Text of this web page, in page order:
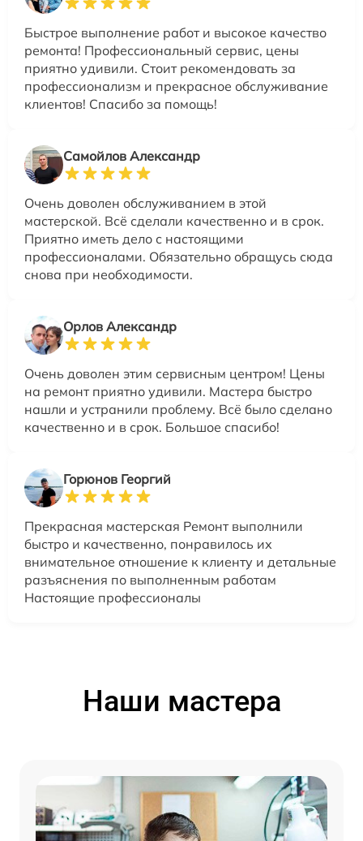
Быстрое выполнение работ и высокое качество
ремонта! Профессиональный сервис, цены
приятно удивили. Стоит рекомендовать за
профессионализм и прекрасное обслуживание
клиентов! Спасибо за помощь!
Самойлов Александр
Очень доволен обслуживанием в этой
мастерской. Всё сделали качественно и в срок.
Приятно иметь дело с настоящими
профессионалами. Обязательно обращусь сюда
снова при необходимости.
Орлов Александр
Очень доволен этим сервисным центром! Цены
на ремонт приятно удивили. Мастера быстро
нашли и устранили проблему. Всё было сделано
качественно и в срок. Большое спасибо!
Горюнов Георгий
Прекрасная мастерская Ремонт выполнили
быстро и качественно, понравилось их
внимательное отношение к клиенту и детальные
разъяснения по выполненным работам
Настоящие профессионалы
Наши мастера